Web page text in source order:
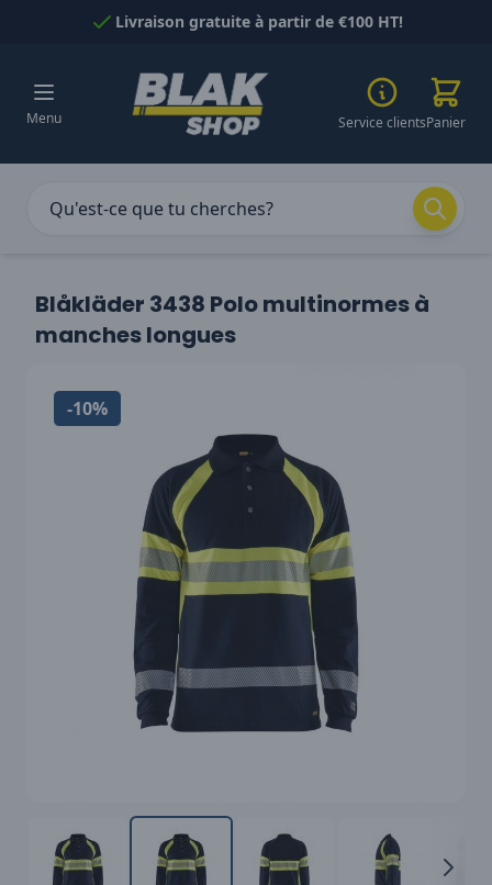
Passer au contenuLivraison gratuite à partir de €100 HT!
Menu Service clientsPanier
Blåkläder 3438 Polo multinormes à
manches longues
-10%